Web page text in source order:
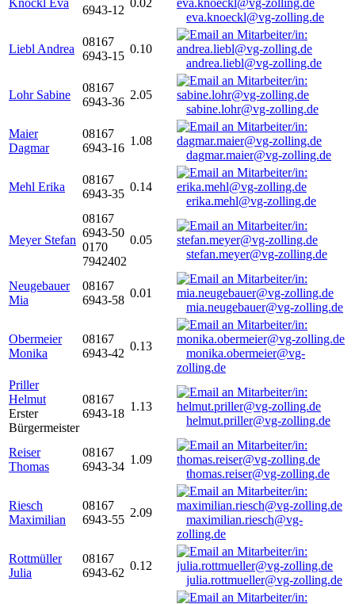
Knöckl Eva
6943-12
0.02
eva.knoeckl@vg-zolling.de
Liebl Andrea
08167
6943-15
0.10
andrea.liebl@vg-zolling.de
Lohr Sabine
08167
6943-36
2.05
sabine.lohr@vg-zolling.de
Maier
Dagmar
08167
6943-16
1.08
dagmar.maier@vg-zolling.de
Mehl Erika
08167
6943-35
0.14
erika.mehl@vg-zolling.de
Meyer Stefan
08167
6943-50
0170
7942402
0.05
stefan.meyer@vg-zolling.de
Neugebauer
Mia
08167
6943-58
0.01
mia.neugebauer@vg-zolling.de
Obermeier
Monika
08167
6943-42
0.13
monika.obermeier@vg-
zolling.de
Priller
Helmut
Erster
Bürgermeister
08167
6943-18
1.13
helmut.priller@vg-zolling.de
Reiser
Thomas
08167
6943-34
1.09
thomas.reiser@vg-zolling.de
Riesch
Maximilian
08167
6943-55
2.09
maximilian.riesch@vg-
zolling.de
Rottmüller
Julia
08167
6943-62
0.12
julia.rottmueller@vg-zolling.de